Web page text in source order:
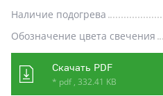
Наличие подогрева
Обозначение цвета свечения
Скачать PDF
* pdf , 332.41 KB